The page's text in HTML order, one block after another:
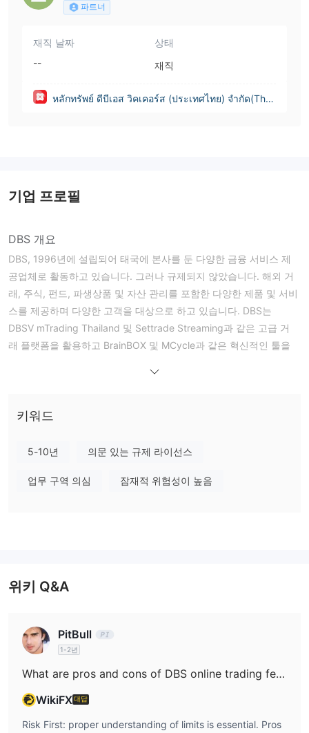
파트너
재직 날짜
--
상태
재직
หลักทรัพย์ ดีบีเอส วิคเคอร์ส (ประเทศไทย) จำกัด(Thail
기업 프로필
DBS 개요
DBS, 1996년에 설립되어 태국에 본사를 둔 다양한 금융 서비스 제
공업체로 활동하고 있습니다. 그러나 규제되지 않았습니다. 해외 거
래, 주식, 펀드, 파생상품 및 자산 관리를 포함한 다양한 제품 및 서비
스를 제공하며 다양한 고객을 대상으로 하고 있습니다. DBS는
DBSV mTrading Thailand 및 Settrade Streaming과 같은 고급 거
래 플랫폼을 활용하고 BrainBOX 및 MCycle과 같은 혁신적인 툴을
한 다양한 교육 자료를 제공합니다. 이 포괄적인 접근 방식은 DBS가
비스 분야에서 주목할만한 참가자로 자리매깁니다.
DBS가 합법적인가요?
대해 주의를 기울여야 합니다.
DBS는 다양한 투자 서비스 및 고급 거래 플랫폼으로 두드러지며,
BrainBOX 및 MCycle과 같은 도구를 통해 다양한 투자자 베이스를
위해 거래 효율성과 포트폴리오 분석을 향상시킵니다. 이러한 강점
적인 고객들에게 재정 불안전성과 공식 분쟁 해결 메커니즘의 부재
에 대한 균형을 맞추도록 요구합니다.
키워드
5-10년 의문 있는 규제 라이선스
업무 구역 의심 잠재적 위험성이 높음
위키 Q&A
PitBull
1-2년
What are pros and cons of DBS online trading features especially forex?
WikiFX대답
Risk First: proper understanding of limits is essential. Pros